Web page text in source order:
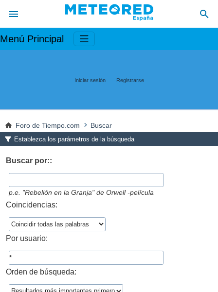
Menú Principal
Iniciar sesión Registrarse
Foro de Tiempo.com Buscar
Establezca los parámetros de la búsqueda
Buscar por::
p.e. "Rebelión en la Granja" de Orwell -película
Coincidencias:
Por usuario:
Orden de búsqueda: